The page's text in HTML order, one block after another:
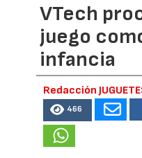
VTech
juego
infancia
Redacción
466